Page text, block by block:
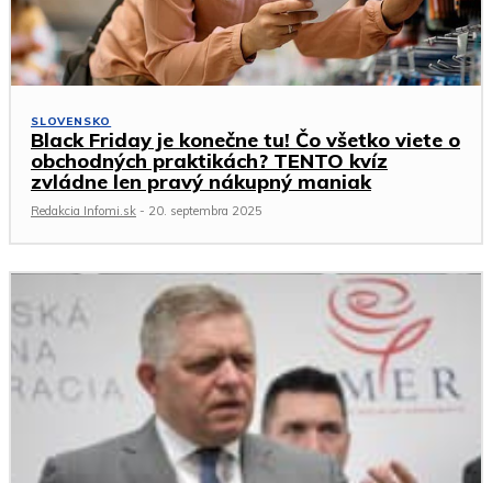
SLOVENSKO
Black Friday je konečne tu! Čo všetko viete o
obchodných praktikách? TENTO kvíz
zvládne len pravý nákupný maniak
Redakcia Infomi.sk - 20. septembra 2025